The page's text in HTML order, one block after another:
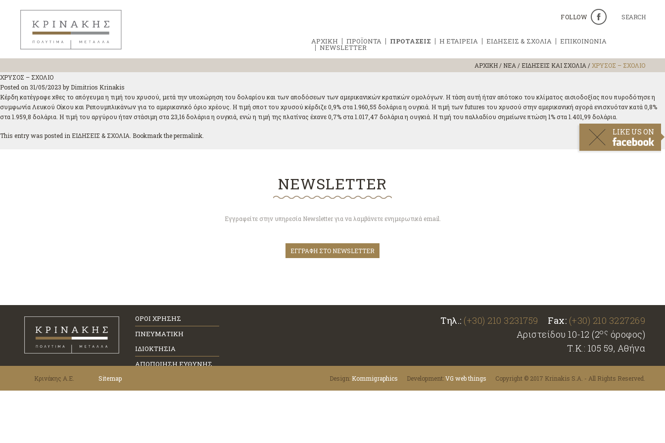
FOLLOW SEARCH
ΑΡΧΙΚΗ ΠΡΟΪΟΝΤΑ ΠΡΟΤΑΣΕΙΣ Η ΕΤΑΙΡΕΙΑ ΕΙΔΗΣΕΙΣ & ΣΧΟΛΙΑ ΕΠΙΚΟΙΝΩΝΙΑ
NEWSLETTER
ΑΡΧΙΚΗ / ΝΕΑ / ΕΙΔΗΣΕΙΣ ΚΑΙ ΣΧΟΛΙΑ /ΧΡΥΣΟΣ – ΣΧΟΛΙΟ
ΧΡΥΣΟΣ – ΣΧΟΛΙΟ
Posted on 31/05/2023 by Dimitrios Krinakis
Κέρδη κατέγραφε χθες το απόγευμα η τιμή του χρυσού, μετά την υποχώρηση του δολαρίου και των αποδόσεων των αμερικανικών κρατικών ομολόγων. Η τάση αυτή ήταν απότοκο του κλίματος αισιοδοξίας που πυροδότησε η
συμφωνία Λευκού Οίκου και Ρεπουμπλικάνων για το αμερικανικό όριο χρέους. Η τιμή σποτ του χρυσού κέρδιζε 0,9% στα 1.960,55 δολάρια η ουγκιά. Η τιμή των futures του χρυσού στην αμερικανική αγορά ενισχυόταν κατά 0,8%
στα 1.959,8 δολάρια. Η τιμή του αργύρου ήταν στάσιμη στα 23,16 δολάρια η ουγκιά, ενώ η τιμή της πλατίνας έχανε 0,7% στα 1.017,47 δολάρια η ουγκιά. Η τιμή του παλλαδίου σημείωνε πτώση 1% στα 1.401,99 δολάρια.
This entry was posted in ΕΙΔΗΣΕΙΣ & ΣΧΟΛΙΑ . Bookmark thepermalink
NEWSLETTER
Εγγραφείτε στην υπηρεσία Newsletter για να λαμβάνετε ενημερωτικά email.
ΕΓΓΡΑΦΗ ΣΤΟ NEWSLETTER
ΟΡΟΙ ΧΡΗΣΗΣ
ΠΝΕΥΜΑΤΙΚΗ
ΙΔΙΟΚΤΗΣΙΑ
ΑΠΟΠΟΙΗΣΗ ΕΥΘΥΝΗΣ
Τηλ.: (+30) 210 3231759 Fax: (+30) 210 3227269
Αριστείδου 10-12 (2ος όροφος)
Τ.Κ.: 105 59, Αθήνα
Κρινάκης Α.Ε. Sitemap Design: Κommigraphics Development:VG web things Copyright © 2017 Krinakis S.A. - All Rights Reserved.
LIKE US ON